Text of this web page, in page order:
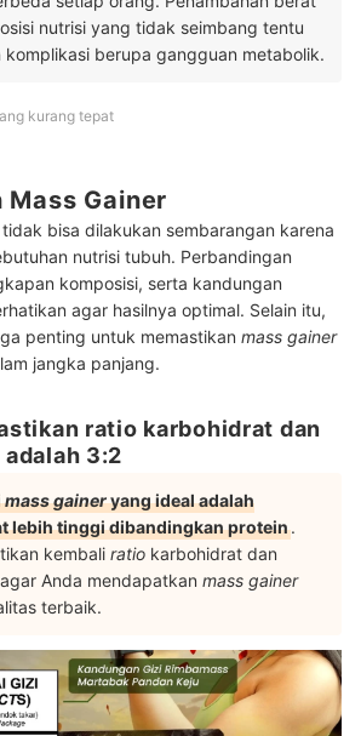
nutrisi yang tidak seimbang tentu
komplikasi berupa gangguan metabolik.
kurang tepat
Mass Gainer
tidak bisa dilakukan sembarangan karena
nutrisi tubuh. Perbandingan
komposisi, serta kandungan
agar hasilnya optimal. Selain itu,
penting untuk memastikan mass gainer
jangka panjang.
ratio karbohidrat dan
3:2
mass gaineryang ideal adalah
lebih tinggi dibandingkan protein.
kembali ratio karbohidrat dan
Anda mendapatkan mass gainer
terbaik.